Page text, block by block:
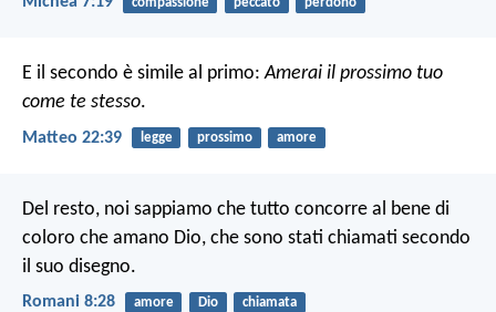
E il secondo è simile al primo:Amerai il prossimo tuo
come te stesso.
Matteo 22:39 legge prossimo amore
Del resto, noi sappiamo che tutto concorre al bene di
coloro che amano Dio, che sono stati chiamati secondo
il suo disegno.
Romani 8:28 amore Dio chiamata